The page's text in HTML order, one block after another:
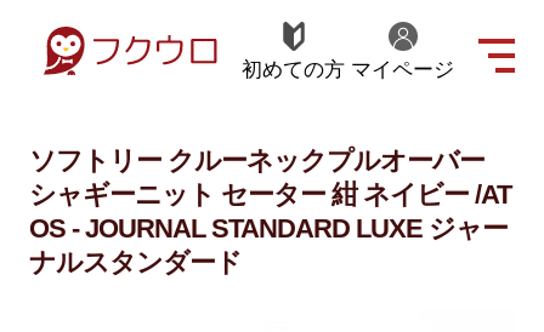
初めての方 マイページ
ソフトリー クルーネックプルオーバー
シャギーニット セーター 紺 ネイビー /AT
OS - JOURNAL STANDARD LUXE ジャー
ナルスタンダード